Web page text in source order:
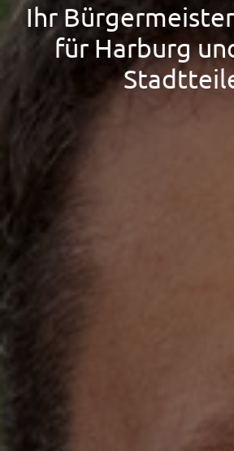
Ihr
für Harburg